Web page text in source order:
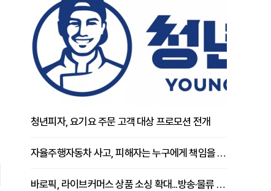
청년피자, 요기요 주문 고객 대상 프로모션 전개
자율주행자동차 사고, 피해자는 누구에게 책임을 물을 수 있을까
바로픽, 라이브커머스 상품 소싱 확대...방송·물류 원스톱 지원 강화